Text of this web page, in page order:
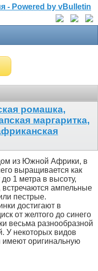
ромашка,
маргаритка,
из Южной Африки, в
выращивается как
1 метра в высоту,
ампельные
пестрые.
достигают в
от желтого до синего
весьма разнообразной
У некоторых видов
имеют оригинальную